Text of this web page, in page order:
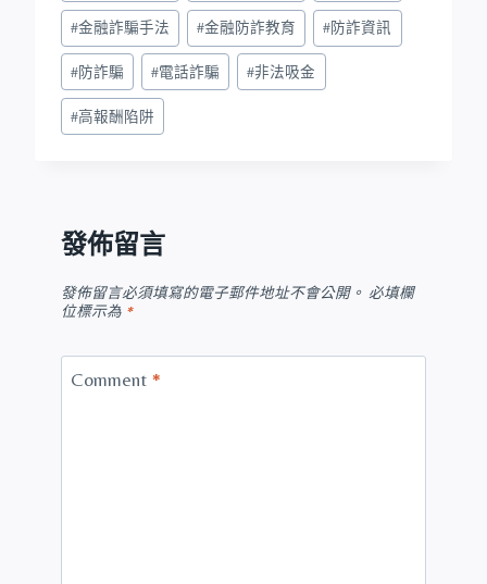
#金融詐騙手法 #金融防詐教育 #防詐資訊
#防詐騙 #電話詐騙 #非法吸金
#高報酬陷阱
發佈留言
發佈留言必須填寫的電子郵件地址不會公開。 必填欄
位標示為 *
Comment *